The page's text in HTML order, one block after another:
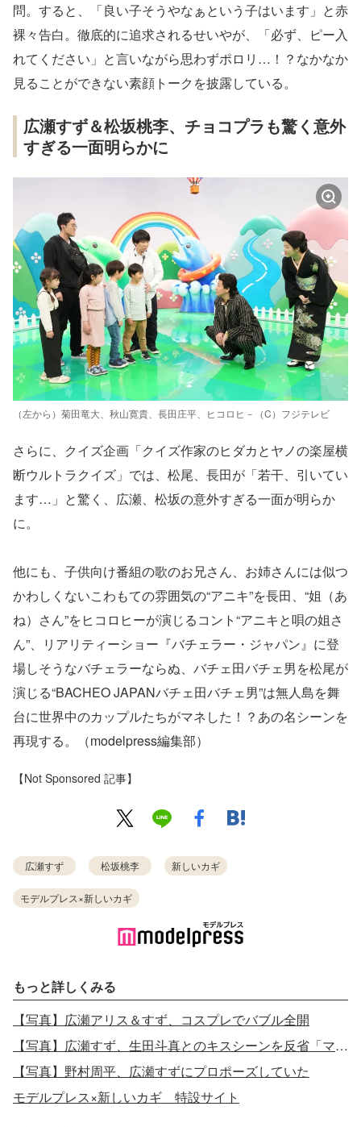
問。すると、「良い子そうやなぁという子はいます」と赤
裸々告白。徹底的に追求されるせいやが、「必ず、ピー入
れてください」と言いながら思わずポロリ…！？なかなか
見ることができない素顔トークを披露している。
広瀬すず＆松坂桃李、チョコプラも驚く意外
すぎる一面明らかに
（左から）菊田竜大、秋山寛貴、長田庄平、ヒコロヒ－（C）フジテレビ
さらに、クイズ企画「クイズ作家のヒダカとヤノの楽屋横
断ウルトラクイズ」では、松尾、長田が「若干、引いてい
ます…」と驚く、広瀬、松坂の意外すぎる一面が明らか
に。
他にも、子供向け番組の歌のお兄さん、お姉さんには似つ
かわしくないこわもての雰囲気の“アニキ”を長田、“姐（あ
ね）さん”をヒコロヒーが演じるコント“アニキと唄の姐さ
ん”、リアリティーショー『バチェラー・ジャパン』に登
場しそうなバチェラーならぬ、バチェ田バチェ男を松尾が
演じる“BACHEO JAPANバチェ田バチェ男”は無人島を舞
台に世界中のカップルたちがマネした！？あの名シーンを
再現する。（modelpress編集部）
【Not Sponsored 記事】
広瀬すず 松坂桃李 新しいカギ
モデルプレス×新しいカギ
もっと詳しくみる
【写真】広瀬アリス＆すず、コスプレでバブル全開
【写真】広瀬すず、生田斗真とのキスシーンを反省「マネージャーさんに廊下に呼び出された」
【写真】野村周平、広瀬すずにプロポーズしていた
モデルプレス×新しいカギ 特設サイト